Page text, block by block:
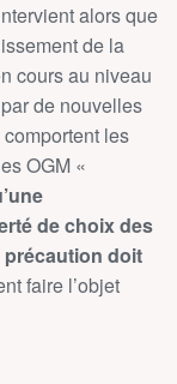
alors que
de la
cours au niveau
de nouvelles
les
OGM «
de choix des
doit
faire l’objet